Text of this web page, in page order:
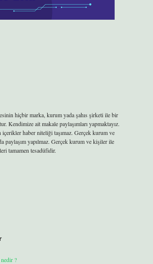
hiçbir marka, kurum yada şahıs şirketi ile bir
Kendimize ait makale paylaşımları yapmaktayız.
içerikler haber niteliği taşımaz. Gerçek kurum ve
paylaşım yapılmaz. Gerçek kurum ve kişiler ile
tamamen tesadüfidir.
?